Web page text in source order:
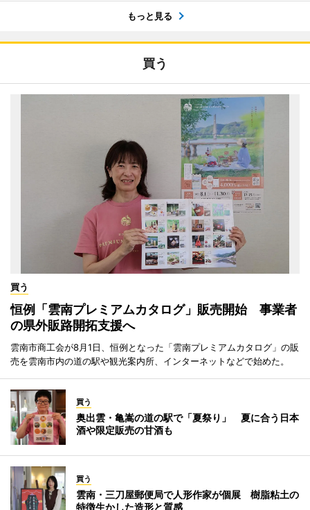
もっと見る
買う
買う
恒例「雲南プレミアムカタログ」販売開始 事業者
の県外販路開拓支援へ
雲南市商工会が8月1日、恒例となった「雲南プレミアムカタログ」の販
売を雲南市内の道の駅や観光案内所、インターネットなどで始めた。
買う
奥出雲・亀嵩の道の駅で「夏祭り」 夏に合う日本
酒や限定販売の甘酒も
買う
雲南・三刀屋郵便局で人形作家が個展 樹脂粘土の
特徴生かした造形と質感